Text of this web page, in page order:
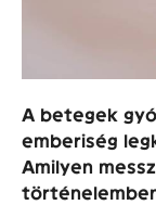
A betegek
emberiség
Amilyen